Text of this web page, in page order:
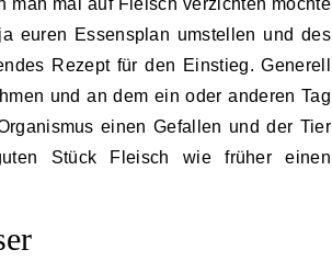
man mal auf Fleisch verzichten möchte
euren Essensplan umstellen und des
Rezept für den Einstieg. Generell
und an dem ein oder anderen Tag
einen Gefallen und der Tier
Stück Fleisch wie früher einen